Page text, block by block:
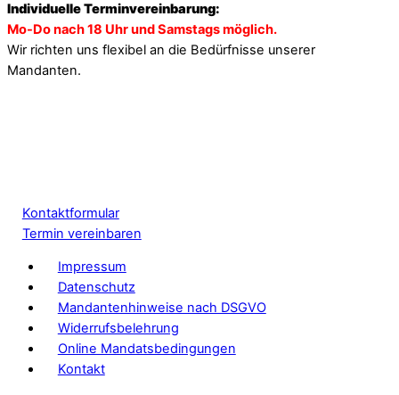
Individuelle Terminvereinbarung:
Mo-Do nach 18 Uhr und Samstags möglich.
Wir richten uns flexibel an die Bedürfnisse unserer
Mandanten.
Kontaktformular
Termin vereinbaren
Impressum
Datenschutz
Mandantenhinweise nach DSGVO
Widerrufsbelehrung
Online Mandatsbedingungen
Kontakt